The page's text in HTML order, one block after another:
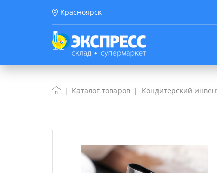
Красноярск
Каталог товаров Кондитерский